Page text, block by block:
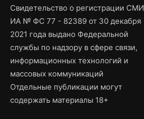
Свидетельство о регистрации СМИ
ИА № ФС 77 - 82389 от 30 декабря
2021 года выдано Федеральной
службы по надзору в сфере связи,
информационных технологий и
массовых коммуникаций
Отдельные публикации могут
содержать материалы 18+